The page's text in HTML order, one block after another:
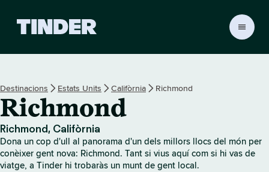
r
I
n
i
c
i
Destinacions Estats Units Califòrnia Richmond
Richmond
Richmond, Califòrnia
Dona un cop d'ull al panorama d'un dels millors llocs del món per
conèixer gent nova: Richmond. Tant si vius aquí com si hi vas de
viatge, a Tinder hi trobaràs un munt de gent local.